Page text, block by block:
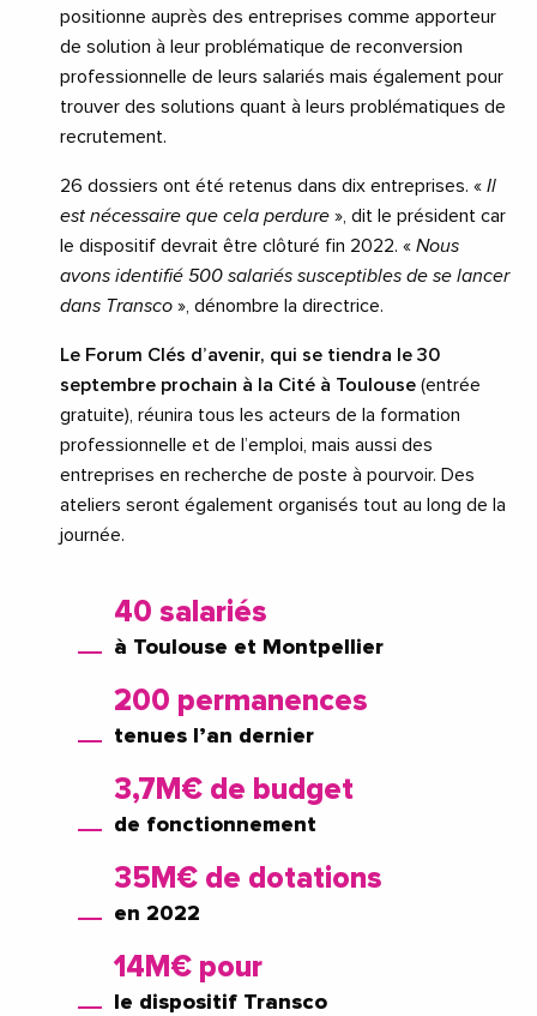
positionne auprès des entreprises comme apporteur
de solution à leur problématique de reconversion
professionnelle de leurs salariés mais également pour
trouver des solutions quant à leurs problématiques de
recrutement.
26 dossiers ont été retenus dans dix entreprises. « Il
est nécessaire que cela perdure », dit le président car
le dispositif devrait être clôturé fin 2022. « Nous
avons identifié 500 salariés susceptibles de se lancer
dans Transco », dénombre la directrice.
Le Forum Clés d’avenir, qui se tiendra le 30
septembre prochain à la Cité à Toulouse (entrée
gratuite), réunira tous les acteurs de la formation
professionnelle et de l’emploi, mais aussi des
entreprises en recherche de poste à pourvoir. Des
ateliers seront également organisés tout au long de la
journée.
40 salariés
à Toulouse et Montpellier
200 permanences
tenues l’an dernier
3,7M€ de budget
de fonctionnement
35M€ de dotations
en 2022
14M€ pour
le dispositif Transco